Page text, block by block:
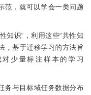
范，就可以学会一类问题
知识”，利用这些“共性知
，基于迁移学习的方法旨
少量标注样本的学习
务与目标域任务数据分布